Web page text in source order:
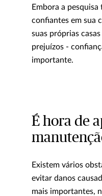
Embora a
confiantes em sua
suas próprias
prejuízos -
importante.
É hora de
Existem vários
evitar danos
mais importantes,